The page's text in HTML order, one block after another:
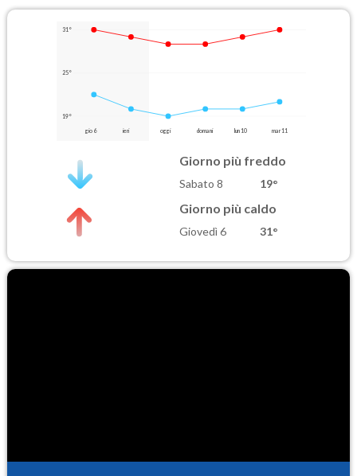
31°
25°
19°
gio 6 ieri oggi domani lun 10 mar 11
Giorno più freddo
Sabato 8 19°
Giorno più caldo
Giovedì 6 31°